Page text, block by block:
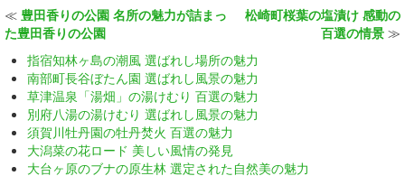
≪ 豊田香りの公園 名所の魅力が詰まっ
た豊田香りの公園
松崎町桜葉の塩漬け 感動の
百選の情景 ≫
指宿知林ヶ島の潮風 選ばれし場所の魅力
南部町長谷ぼたん園 選ばれし風景の魅力
草津温泉「湯畑」の湯けむり 百選の魅力
別府八湯の湯けむり 選ばれし風景の魅力
須賀川牡丹園の牡丹焚火 百選の魅力
大潟菜の花ロード 美しい風情の発見
大台ヶ原のブナの原生林 選定された自然美の魅力